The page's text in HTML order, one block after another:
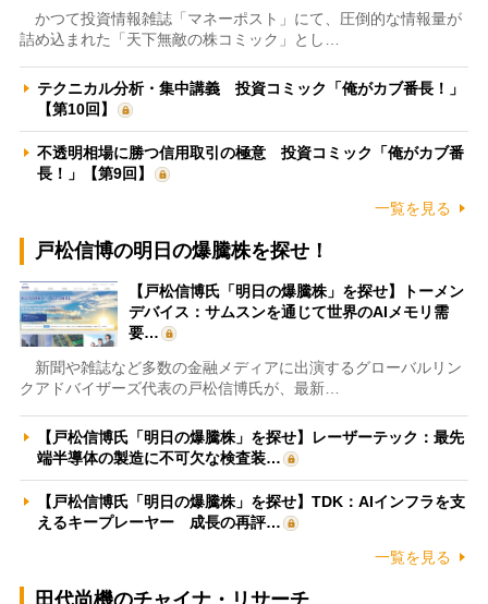
かつて投資情報雑誌「マネーポスト」にて、圧倒的な情報量が
詰め込まれた「天下無敵の株コミック」とし…
テクニカル分析・集中講義 投資コミック「俺がカブ番長！」
【第10回】
不透明相場に勝つ信用取引の極意 投資コミック「俺がカブ番
長！」【第9回】
一覧を見る
戸松信博の明日の爆騰株を探せ！
【戸松信博氏「明日の爆騰株」を探せ】トーメン
デバイス：サムスンを通じて世界のAIメモリ需
要…
新聞や雑誌など多数の金融メディアに出演するグローバルリン
クアドバイザーズ代表の戸松信博氏が、最新…
【戸松信博氏「明日の爆騰株」を探せ】レーザーテック：最先
端半導体の製造に不可欠な検査装…
【戸松信博氏「明日の爆騰株」を探せ】TDK：AIインフラを支
えるキープレーヤー 成長の再評…
一覧を見る
田代尚機のチャイナ・リサーチ